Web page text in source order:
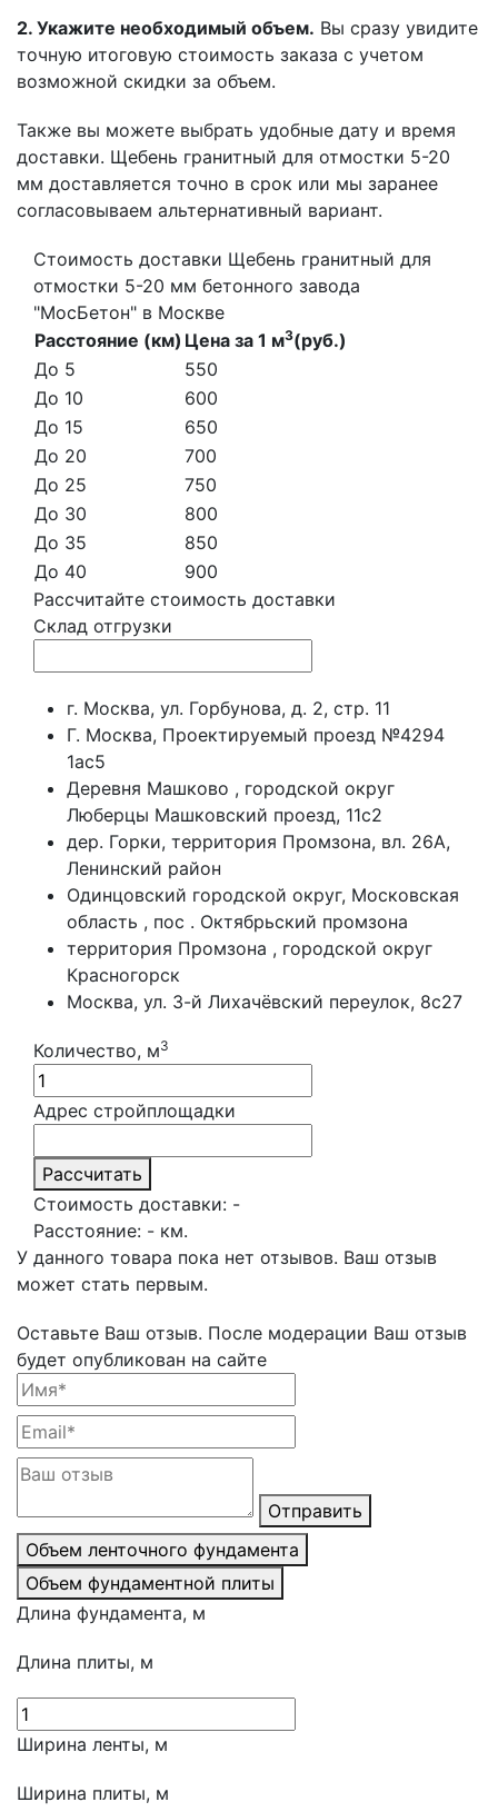
2. Укажите необходимый объем. Вы сразу увидите
точную итоговую стоимость заказа с учетом
возможной скидки за объем.
Также вы можете выбрать удобные дату и время
доставки. Щебень гранитный для отмостки 5-20
мм доставляется точно в срок или мы заранее
согласовываем альтернативный вариант.
Стоимость доставки Щебень гранитный для
отмостки 5-20 мм бетонного завода
"МосБетон" в Москве
Расстояние (км) Цена за 1 м3(руб.)
До 5
550
До 10
600
До 15
650
До 20
700
До 25
750
До 30
800
До 35
850
До 40
900
Рассчитайте стоимость доставки
Склад отгрузки
г. Москва, ул. Горбунова, д. 2, стр. 11
Г. Москва, Проектируемый проезд №4294
1ас5
Деревня Машково , городской округ
Люберцы Машковский проезд, 11с2
дер. Горки, территория Промзона, вл. 26А,
Ленинский район
Одинцовский городской округ, Московская
область , пос . Октябрьский промзона
территория Промзона , городской округ
Красногорск
Москва, ул. 3-й Лихачёвский переулок, 8с27
Количество, м3
Адрес стройплощадки
Рассчитать
Стоимость доставки: -
Расстояние: - км.
У данного товара пока нет отзывов. Ваш отзыв
может стать первым.
Оставьте Ваш отзыв. После модерации Ваш отзыв
будет опубликован на сайте
Отправить
Объем ленточного фундамента
Объем фундаментной плиты
Длина фундамента, м
Длина плиты, м
Ширина ленты, м
Ширина плиты, м